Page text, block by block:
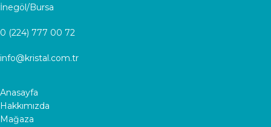
İnegöl/Bursa
0 (224) 777 00 72
info@kristal.com.tr
Anasayfa
Hakkımızda
Mağaza